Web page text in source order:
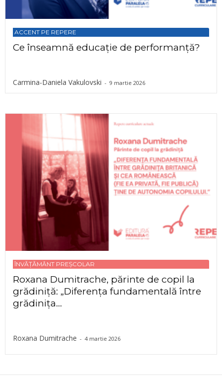
ACCENT PE REPERE
Ce înseamnă educație de performanță?
Carmina-Daniela Vakulovski - 9 martie 2026
ÎNVĂȚĂMÂNT PREȘCOLAR
Roxana Dumitrache, părinte de copil la
grădiniță: „Diferența fundamentală între
grădinița...
Roxana Dumitrache - 4 martie 2026